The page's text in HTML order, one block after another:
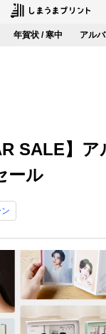
年賀状 / 寒中 アル
SALE】
ール